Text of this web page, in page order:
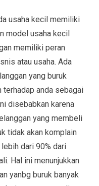
usaha kecil memiliki
model usaha kecil
memiliki peran
atau usaha. Ada
yang buruk
terhadap anda sebagai
disebabkan karena
yang membeli
tidak akan komplain
dari 90% dari
Hal ini menunjukkan
yanbg buruk banyak